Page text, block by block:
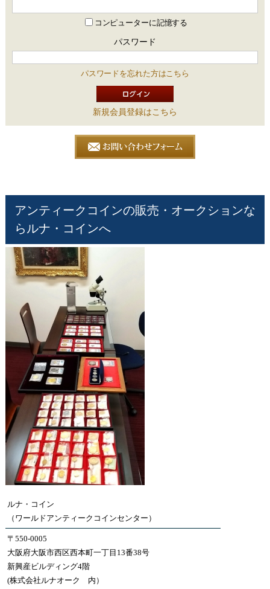
コンピューターに記憶する
パスワード
パスワードを忘れた方はこちら
新規会員登録はこちら
アンティークコインの販売・オークションな
らルナ・コインへ
ルナ・コイン
（ワールドアンティークコインセンター）
〒550-0005
大阪府大阪市西区西本町一丁目13番38号
新興産ビルディング4階
(株式会社ルナオーク 内）